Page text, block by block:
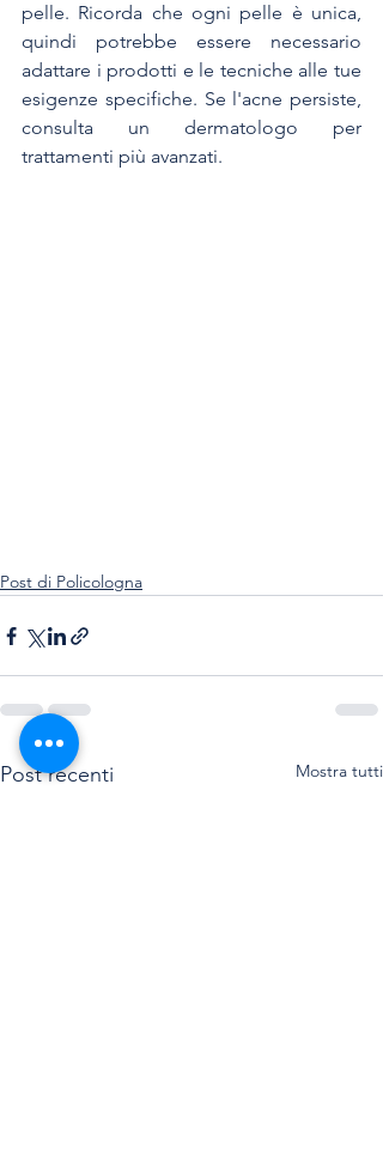
pelle. Ricorda che ogni pelle è unica,
quindi potrebbe essere necessario
adattare i prodotti e le tecniche alle tue
esigenze specifiche. Se l'acne persiste,
consulta un dermatologo per
trattamenti più avanzati.
Post di Policologna
Post recenti Mostra tutti